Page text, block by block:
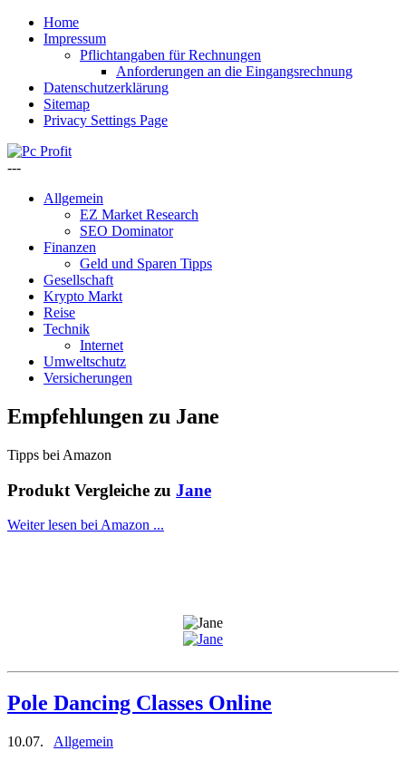
Home
Impressum
Pflichtangaben für Rechnungen
Anforderungen an die Eingangsrechnung
Datenschutzerklärung
Sitemap
Privacy Settings Page
---
Allgemein
EZ Market Research
SEO Dominator
Finanzen
Geld und Sparen Tipps
Gesellschaft
Krypto Markt
Reise
Technik
Internet
Umweltschutz
Versicherungen
Empfehlungen zu Jane
Tipps bei Amazon
Produkt Vergleiche zu Jane
Weiter lesen bei Amazon ...
Pole Dancing Classes Online
10.07. Allgemein